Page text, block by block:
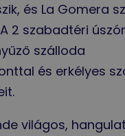
és La Gomera
2 szabadtéri
szálloda
és erkélyes
világos,